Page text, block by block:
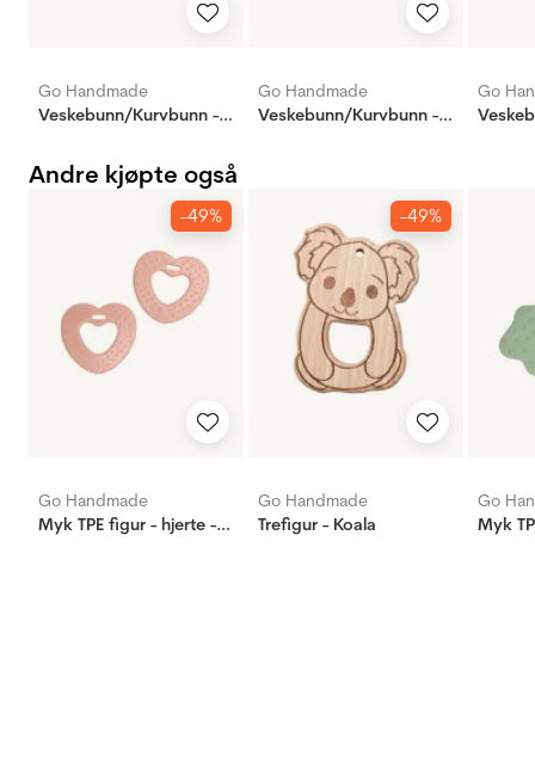
Go Handmade
Veskebunn/Kurvbunn - 17cm - Aprikos
Go Handmade
Veskebunn/Kurvbunn - 17cm - Grå
Go
Andre kjøpte også
-49%
Go Handmade
Myk TPE figur - hjerte - nude
-49%
Go Handmade
Trefigur - Koala
Go